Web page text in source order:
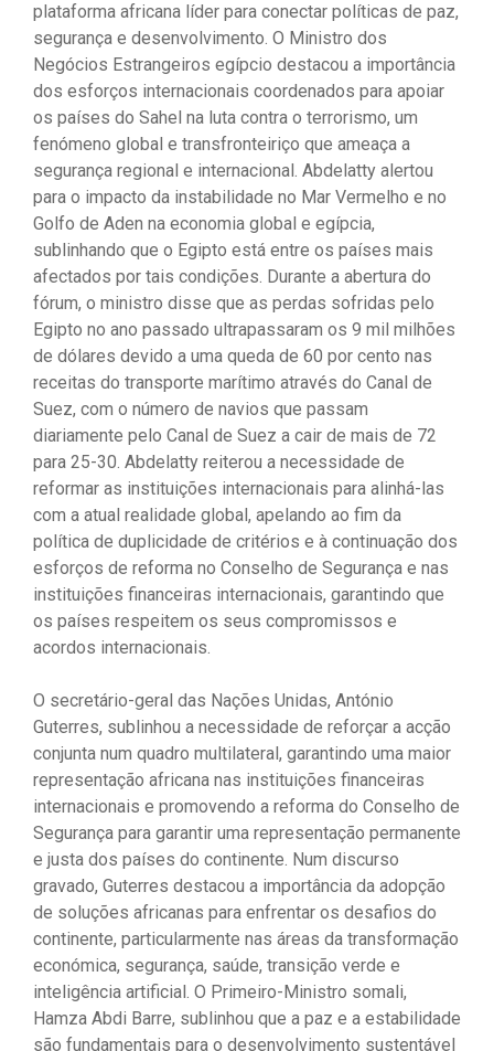
plataforma africana líder para conectar políticas de paz,
segurança e desenvolvimento. O Ministro dos
Negócios Estrangeiros egípcio destacou a importância
dos esforços internacionais coordenados para apoiar
os países do Sahel na luta contra o terrorismo, um
fenómeno global e transfronteiriço que ameaça a
segurança regional e internacional. Abdelatty alertou
para o impacto da instabilidade no Mar Vermelho e no
Golfo de Aden na economia global e egípcia,
sublinhando que o Egipto está entre os países mais
afectados por tais condições. Durante a abertura do
fórum, o ministro disse que as perdas sofridas pelo
Egipto no ano passado ultrapassaram os 9 mil milhões
de dólares devido a uma queda de 60 por cento nas
receitas do transporte marítimo através do Canal de
Suez, com o número de navios que passam
diariamente pelo Canal de Suez a cair de mais de 72
para 25-30. Abdelatty reiterou a necessidade de
reformar as instituições internacionais para alinhá-las
com a atual realidade global, apelando ao fim da
política de duplicidade de critérios e à continuação dos
esforços de reforma no Conselho de Segurança e nas
instituições financeiras internacionais, garantindo que
os países respeitem os seus compromissos e
acordos internacionais.
O secretário-geral das Nações Unidas, António
Guterres, sublinhou a necessidade de reforçar a acção
conjunta num quadro multilateral, garantindo uma maior
representação africana nas instituições financeiras
internacionais e promovendo a reforma do Conselho de
Segurança para garantir uma representação permanente
e justa dos países do continente. Num discurso
gravado, Guterres destacou a importância da adopção
de soluções africanas para enfrentar os desafios do
continente, particularmente nas áreas da transformação
económica, segurança, saúde, transição verde e
inteligência artificial. O Primeiro-Ministro somali,
Hamza Abdi Barre, sublinhou que a paz e a estabilidade
são fundamentais para o desenvolvimento sustentável